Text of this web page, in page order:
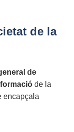
de la
de
de la
encapçala